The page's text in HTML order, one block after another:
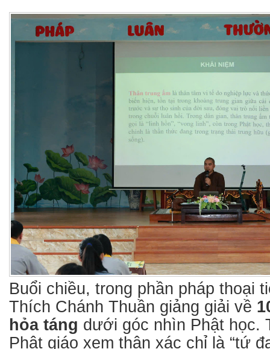
Buổi chiều, trong phần pháp thoại
Thích Chánh Thuần giảng giải về
hỏa táng dưới góc nhìn Phật học.
Phật giáo xem thân xác chỉ là “tứ